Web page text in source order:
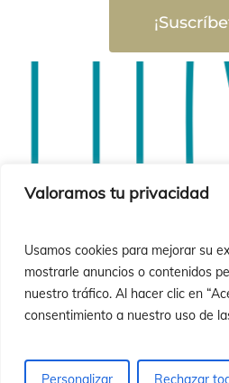
Valoramos tu privacidad
Usamos cookies para mejorar su
mostrarle anuncios o contenidos
nuestro tráfico. Al hacer clic en
consentimiento a nuestro uso de
Personalizar Rechazar